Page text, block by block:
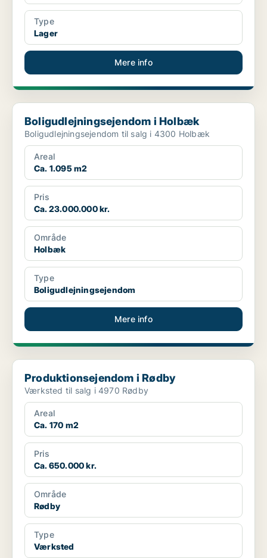
Type
Lager
Mere info
Boligudlejningsejendom i Holbæk
Boligudlejningsejendom i Holbæk
Boligudlejningsejendom til salg i 4300 Holbæk
Areal
Ca. 1.095 m2
Pris
Ca. 23.000.000 kr.
Område
Holbæk
Type
Boligudlejningsejendom
Mere info
Produktionsejendom i Rødby
Produktionsejendom i Rødby
Værksted til salg i 4970 Rødby
Areal
Ca. 170 m2
Pris
Ca. 650.000 kr.
Område
Rødby
Type
Værksted